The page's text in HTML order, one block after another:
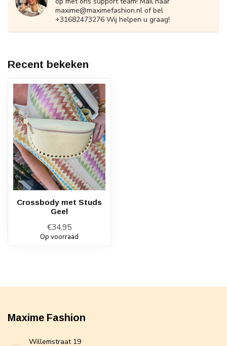
maxime@maximefashion.nl of bel
+31682473276 Wij helpen u graag!
Recent bekeken
Crossbody met Studs
Geel
€34,95
Op voorraad
Maxime Fashion
Willemstraat 19